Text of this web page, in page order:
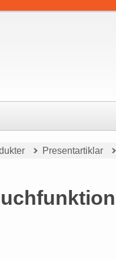
Presentartiklar